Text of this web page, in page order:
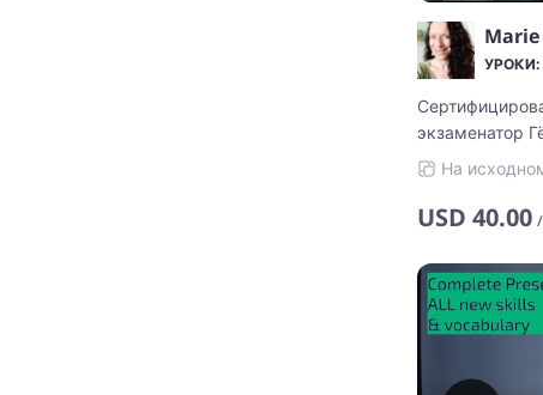
Marie
УРОКИ:
экзаменатор
опытом работы
На
USD 40.00 /